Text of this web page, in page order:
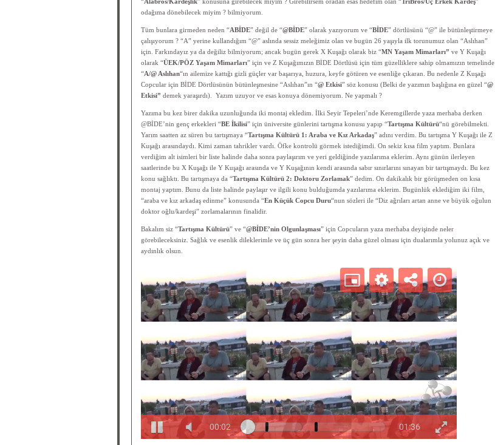
odağıma dönebilecek miyim ? bilmiyorum.
Tüm bunlara girmeden neden “ABİDE” değil de “@BİDE” olarak yazıyorum ve “BİDE” dörtlüsünü “@” ile bütünleştirmeye
çalışıyorum ? “A” yerine kullandığım “@” aslında sessiz meleğimiz olan ve bugün 26 yaşıyla ilk torunumuz olan “Aslıhan”
için. Farkındayız ya da değiliz bilmiyorum; ancak bugün gerek X Kuşağı olarak biz “MN Yaşam Mimarları” ve Y Kuşağı
olarak “ÜEK/PÖZ Yaşam Mimarları” için ve Z Kuşağımızın BİDE Dörtlüsü için tüm güzelliklere sahip olmamızın temelinde
“A/@ Aslıhan“ın ailemize kattığı gizli güçler var başarıya, huzura, keyfe götüren ve esenliğe çıkaran. Bu nedenle Z Kuşağı
Copcular için BİDE Dörtlüsünün bütünleşmesine “Aslıhan”ın “@ Etkisi” söz konusu (Belki de yazımın başlığına en güzel “@
Etkisi” demek yaraşırdı). Yazım uzuyor ve esas konuya dönemiyorum. Ne yapmalı ?
Yazıma bu kez birer dakika uzunluğunda iki montaj ekledim. İlki Seyir Tepeleri’nde Keremgillerde yaza merhaba derken
@BİDE’nin genç erkekleri “BE İkilisi” için üniversite günlerini tartışma konusu yapıp “Tartışma Kültürü“nü görebilmekti.
Yarım saatten az süren bu tartışmaya “Tartışma Kültürü 1: Araba ve Kız Arkadaş” adını verdim. Bu tartışma Y Kuşağı ile Z
Kuşağı arasındaydı. Kimi zaman tahrikler vardı. Öfke kontrolü görmek istediğimdi. On sekiz kısa film yaptım. Bunlara
verdiğim alt isimleri bir liste halinde daha sonra paylaşırım ve yeri geldiğinde yazılarıma eklerim. Aynı günün ilerleyen
saatlerinde bu X Kuşağı ile Y Kuşağı arasında ve Y Kuşağının kendi arasında sabır sınırlarını sınayan bir tartışmaydı. Bu kez
konu sağlıktı. Bu tartışmaya da “Tartışma Kültürü 2: Doktoru Zorlamak” dedim. On dakikalık bir görüşmeden on kısa
montaj yaptım. Bunu da liste halinde paylaşır ve ilgili konu bulduğumda yazılarıma eklerim. Bugünlük eklediğim iki film,
“araba ve kız arkadaş edinme” konusunda “En Küçük Copcu Duru“nun sözleri ile “Diz ağrıları artan anne ve büyük oğulun
doktor oğlu/kardeşi” zorlamalarının finalidir.
Bakalım siz “Tartışma Kültürü” ve “@BİDE’nin Olgunlaşması” için Copcuların yaza merhaba deyişinde neler
görebileceksiniz. Sağlık ve esenlik dileklerimle ve üç gün sonra her şeyin daha güzel olması için dualarımla yolunuz açık ve
aydınlık olsun.